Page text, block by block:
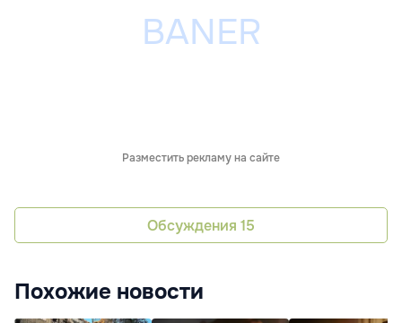
Разместить рекламу на сайте
Обсуждения 15
Похожие новости